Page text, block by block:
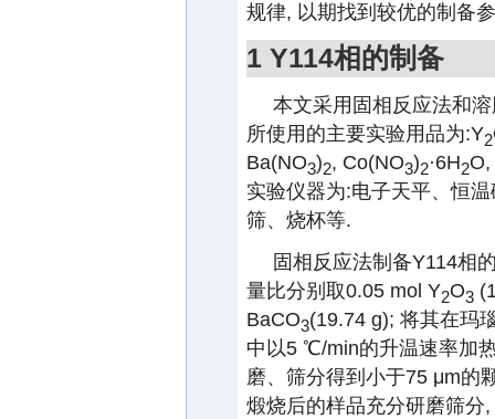
规律, 以期找到较优的制备
1 Y114相的制备
本文采用固相反应法和
所使用的主要实验用品为:Y2
Ba(NO3)2, Co(NO3)2·6H2O,
实验仪器为:电子天平、恒
筛、烧杯等.
固相反应法制备Y114相
量比分别取0.05 mol Y2O3
BaCO3(19.74 g); 将其在玛
中以5 ℃/min的升温速率加
磨、筛分得到小于75 μm的
煅烧后的样品充分研磨筛分